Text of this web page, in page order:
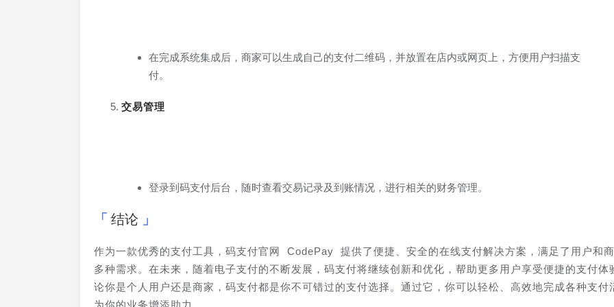
在完成系统集成后，商家可以生成自己的支付二维码，并放置在店内或网页上，方便用户扫描支
付。
交易管理
登录到码支付后台，随时查看交易记录及到账情况，进行相关的财务管理。
结论
作为一款优秀的支付工具，码支付官网 CodePay 提供了便捷、安全的在线支付解决方案，满足了用户和
多种需求。在未来，随着电子支付的不断发展，码支付将继续创新和优化，帮助更多用户享受便捷的支付体
论你是个人用户还是商家，码支付都是你不可错过的支付选择。通过它，你可以轻松、高效地完成各种支付
为你的业务增添助力。